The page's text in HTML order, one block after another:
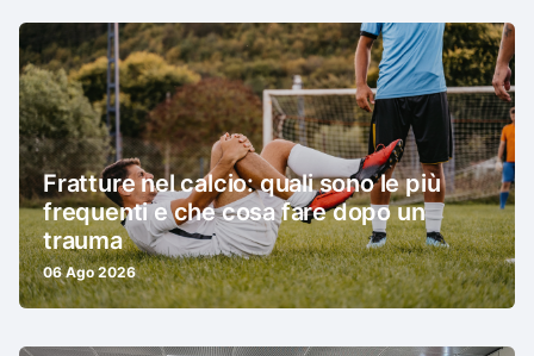
Fratture nel calcio: quali sono le più
frequenti e che cosa fare dopo un
trauma
06 Ago 2026